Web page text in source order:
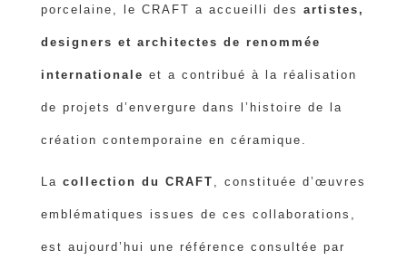
porcelaine, le CRAFT a accueilli des artistes,
designers et architectes de renommée
internationale et a contribué à la réalisation
de projets d’envergure dans l’histoire de la
création contemporaine en céramique.
La collection du CRAFT , constituée d’œuvres
emblématiques issues de ces collaborations,
est aujourd’hui une référence consultée par